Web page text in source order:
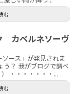
む
カベルネソーヴ
ース」が発見されま
う？ 我がブログで調べ
・・・・・・・...
む